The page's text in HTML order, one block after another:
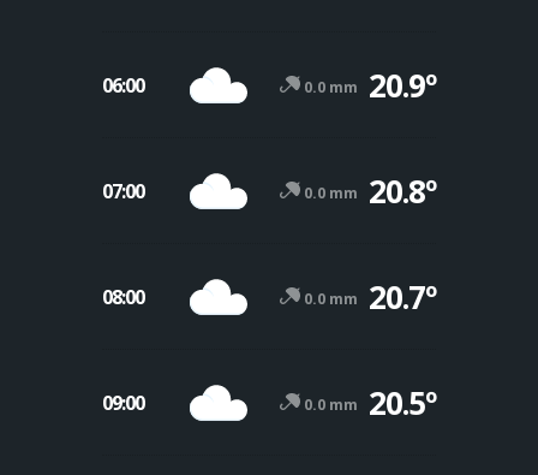
06:00 0.0 mm 20.9º
07:00 0.0 mm 20.8º
08:00 0.0 mm 20.7º
09:00 0.0 mm 20.5º